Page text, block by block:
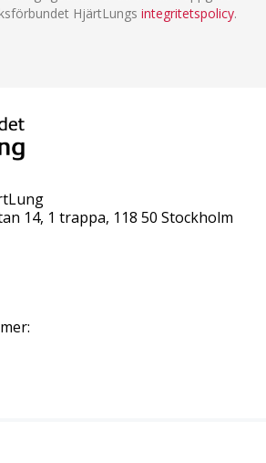
HjärtLungs integritetspolicy.
14, 1 trappa, 118 50 Stockholm